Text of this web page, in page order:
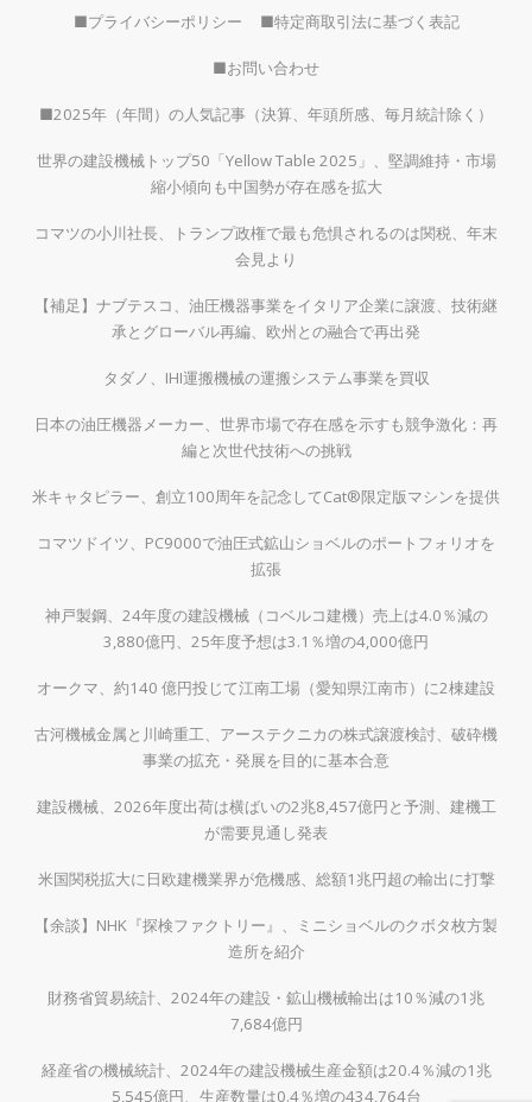
■プライバシーポリシー ■特定商取引法に基づく表記
■お問い合わせ
■2025年（年間）の人気記事（決算、年頭所感、毎月統計除く）
世界の建設機械トップ50「Yellow Table 2025」、堅調維持・市場
縮小傾向も中国勢が存在感を拡大
コマツの小川社長、トランプ政権で最も危惧されるのは関税、年末
会見より
【補足】ナブテスコ、油圧機器事業をイタリア企業に譲渡、技術継
承とグローバル再編、欧州との融合で再出発
タダノ、IHI運搬機械の運搬システム事業を買収
日本の油圧機器メーカー、世界市場で存在感を示すも競争激化：再
編と次世代技術への挑戦
米キャタピラー、創立100周年を記念してCat®限定版マシンを提供
コマツドイツ、PC9000で油圧式鉱山ショベルのポートフォリオを
拡張
神戸製鋼、24年度の建設機械（コベルコ建機）売上は4.0％減の
3,880億円、25年度予想は3.1％増の4,000億円
オークマ、約140 億円投じて江南工場（愛知県江南市）に2棟建設
古河機械金属と川崎重工、アーステクニカの株式譲渡検討、破砕機
事業の拡充・発展を目的に基本合意
建設機械、2026年度出荷は横ばいの2兆8,457億円と予測、建機工
が需要見通し発表
米国関税拡大に日欧建機業界が危機感、総額1兆円超の輸出に打撃
【余談】NHK『探検ファクトリー』、ミニショベルのクボタ枚方製
造所を紹介
財務省貿易統計、2024年の建設・鉱山機械輸出は10％減の1兆
7,684億円
経産省の機械統計、2024年の建設機械生産金額は20.4％減の1兆
5,545億円、生産数量は0.4％増の434,764台